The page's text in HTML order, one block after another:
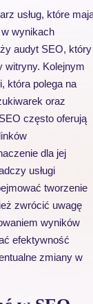
usług, które
wynikach
audyt SEO, który
witryny. Kolejnym
która polega na
oraz
często oferują
dla jej
usługi
tworzenie
zwrócić uwagę
wyników
efektywność
zmiany w